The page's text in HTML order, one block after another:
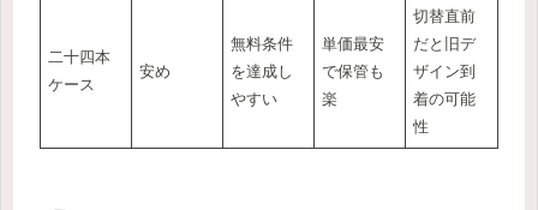
二十四本
ケース
安め
無料条件
を達成し
やすい
単価最安
で保管も
楽
切替直前
だと旧デ
ザイン到
着の可能
性